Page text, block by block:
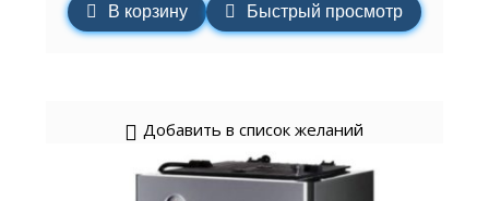
В корзину Быстрый просмотр
Добавить в список желаний